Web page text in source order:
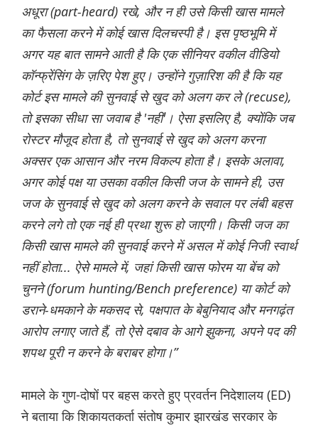
अधूरा (part-heard) रखे, और न ही उसे किसी खास मामले
का फैसला करने में कोई खास दिलचस्पी है। इस पृष्ठभूमि में
अगर यह बात सामने आती है कि एक सीनियर वकील वीडियो
कॉन्फ्रेंसिंग के ज़रिए पेश हुए। उन्होंने गुज़ारिश की है कि यह
कोर्ट इस मामले की सुनवाई से खुद को अलग कर ले (recuse),
तो इसका सीधा सा जवाब है 'नहीं'। ऐसा इसलिए है, क्योंकि जब
रोस्टर मौजूद होता है, तो सुनवाई से खुद को अलग करना
अक्सर एक आसान और नरम विकल्प होता है। इसके अलावा,
अगर कोई पक्ष या उसका वकील किसी जज के सामने ही, उस
जज के सुनवाई से खुद को अलग करने के सवाल पर लंबी बहस
करने लगे तो एक नई ही प्रथा शुरू हो जाएगी। किसी जज का
किसी खास मामले की सुनवाई करने में असल में कोई निजी स्वार्थ
नहीं होता... ऐसे मामले में, जहां किसी खास फोरम या बेंच को
चुनने (forum hunting/Bench preference) या कोर्ट को
डराने-धमकाने के मकसद से, पक्षपात के बेबुनियाद और मनगढ़ंत
आरोप लगाए जाते हैं, तो ऐसे दबाव के आगे झुकना, अपने पद की
शपथ पूरी न करने के बराबर होगा।”
मामले के गुण-दोषों पर बहस करते हुए प्रवर्तन निदेशालय (ED)
ने बताया कि शिकायतकर्ता संतोष कुमार झारखंड सरकार के